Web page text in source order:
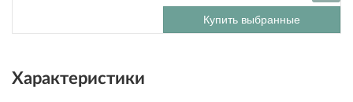
Купить выбранные
Характеристики